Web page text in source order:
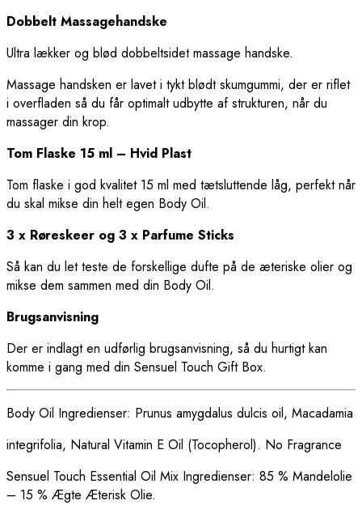
Dobbelt Massagehandske
Ultra lækker og blød dobbeltsidet massage handske.
Massage handsken er lavet i tykt blødt skumgummi, der er riflet
i overfladen så du får optimalt udbytte af strukturen, når du
massager din krop.
Tom Flaske 15 ml – Hvid Plast
Tom flaske i god kvalitet 15 ml med tætsluttende låg, perfekt når
du skal mikse din helt egen Body Oil.
3 x Røreskeer og 3 x Parfume Sticks
Så kan du let teste de forskellige dufte på de æteriske olier og
mikse dem sammen med din Body Oil.
Brugsanvisning
Der er indlagt en udførlig brugsanvisning, så du hurtigt kan
komme i gang med din Sensuel Touch Gift Box.
Body Oil Ingredienser: Prunus amygdalus dulcis oil, Macadamia
integrifolia, Natural Vitamin E Oil (Tocopherol). No Fragrance
Sensuel Touch Essential Oil Mix Ingredienser: 85 % Mandelolie
– 15 % Ægte Æterisk Olie.